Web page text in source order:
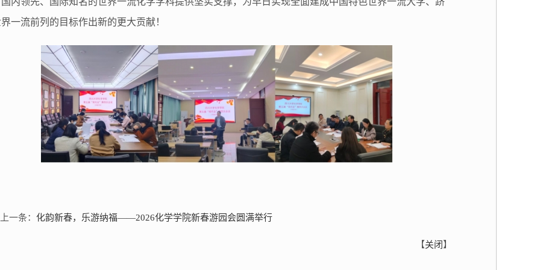
一流前列的目标作出新的更大贡献！
上一条： 化韵新春，乐游纳福——2026化学学院新春游园会圆满举行
【关闭 】